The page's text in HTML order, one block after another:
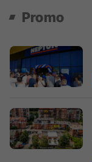
Promo